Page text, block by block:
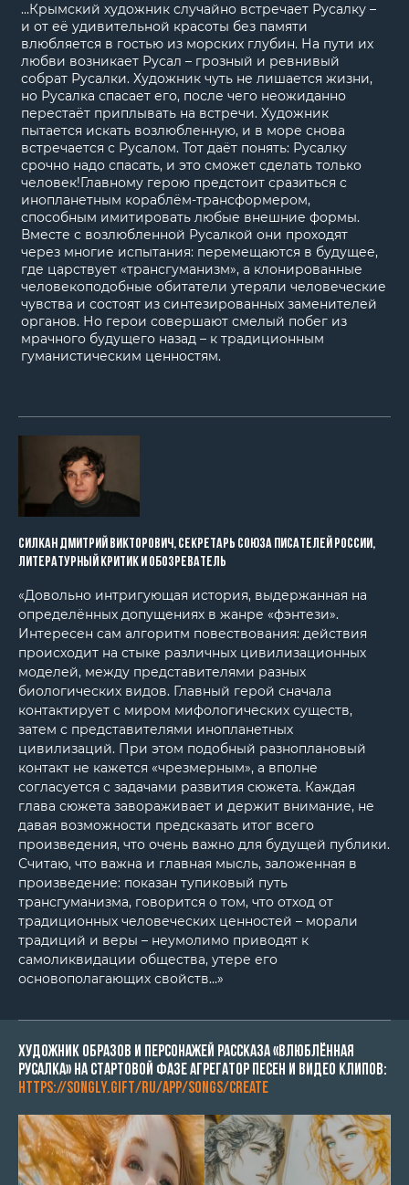
…Крымский художник случайно встречает Русалку –
и от её удивительной красоты без памяти
влюбляется в гостью из морских глубин. На пути их
любви возникает Русал – грозный и ревнивый
собрат Русалки. Художник чуть не лишается жизни,
но Русалка спасает его, после чего неожиданно
перестаёт приплывать на встречи. Художник
пытается искать возлюбленную, и в море снова
встречается с Русалом. Тот даёт понять: Русалку
срочно надо спасать, и это сможет сделать только
человек!Главному герою предстоит сразиться с
инопланетным кораблём-трансформером,
способным имитировать любые внешние формы.
Вместе с возлюбленной Русалкой они проходят
через многие испытания: перемещаются в будущее,
где царствует «трансгуманизм», а клонированные
человекоподобные обитатели утеряли человеческие
чувства и состоят из синтезированных заменителей
органов. Но герои совершают смелый побег из
мрачного будущего назад – к традиционным
гуманистическим ценностям.
Силкан Дмитрий Викторович, Секретарь Союза писателей России,
литературный критик и обозреватель
«Довольно интригующая история, выдержанная на
определённых допущениях в жанре «фэнтези».
Интересен сам алгоритм повествования: действия
происходит на стыке различных цивилизационных
моделей, между представителями разных
биологических видов. Главный герой сначала
контактирует с миром мифологических существ,
затем с представителями инопланетных
цивилизаций. При этом подобный разноплановый
контакт не кажется «чрезмерным», а вполне
согласуется с задачами развития сюжета. Каждая
глава сюжета завораживает и держит внимание, не
давая возможности предсказать итог всего
произведения, что очень важно для будущей публики.
Считаю, что важна и главная мысль, заложенная в
произведение: показан тупиковый путь
трансгуманизма, говорится о том, что отход от
традиционных человеческих ценностей – морали
традиций и веры – неумолимо приводят к
самоликвидации общества, утере его
основополагающих свойств…»
Художник образов и персонажей рассказа «Влюблённая
русалка» на стартовой фазе агрегатор песен и видео клипов:
https://songly.gift/ru/app/songs/create